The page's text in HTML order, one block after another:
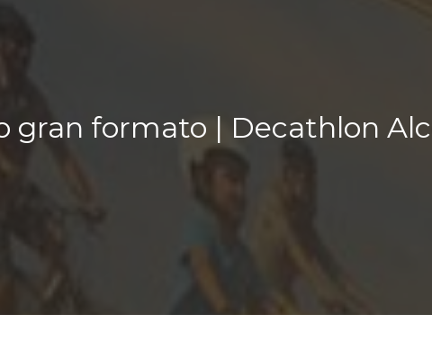
gran formato | Decathlon